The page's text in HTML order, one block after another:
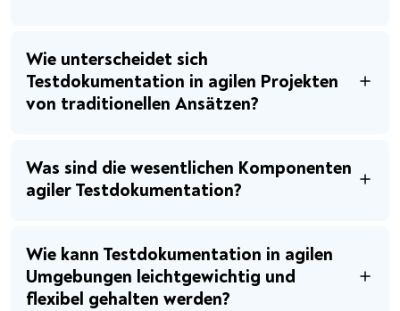
Wie unterscheidet sich
Testdokumentation in agilen Projekten
von traditionellen Ansätzen?
Was sind die wesentlichen Komponenten
agiler Testdokumentation?
Wie kann Testdokumentation in agilen
Umgebungen leichtgewichtig und
flexibel gehalten werden?